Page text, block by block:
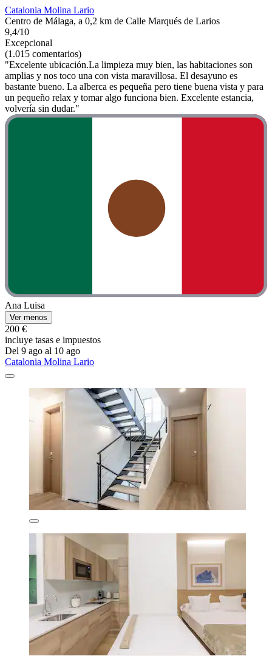
Catalonia Molina Lario
Centro de Málaga, a 0,2 km de Calle Marqués de Larios
9,4/10
Excepcional
(1.015 comentarios)
"Excelente ubicación.La limpieza muy bien, las habitaciones son
amplias y nos toco una con vista maravillosa. El desayuno es
bastante bueno. La alberca es pequeña pero tiene buena vista y para
un pequeño relax y tomar algo funciona bien. Excelente estancia,
volvería sin dudar."
Ana Luisa
Ver menos
200 €
incluye tasas e impuestos
Del 9 ago al 10 ago
Catalonia Molina Lario